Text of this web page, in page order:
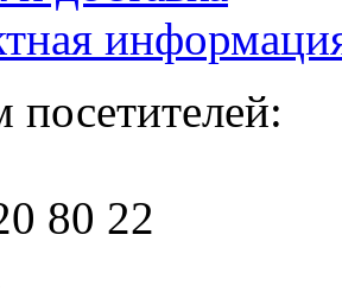
посетителей:
80 22